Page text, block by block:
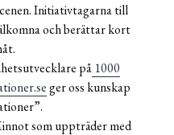
Initiativtagarna till
och berättar kort
på 1000
ger oss kunskap
som uppträder med